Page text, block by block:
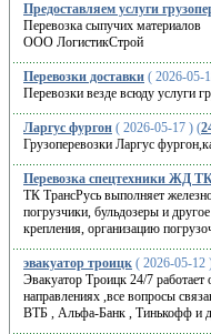
Предоставляем услуги
Перевозка сыпучих материалов
ООО ЛогистикСтрой
Перевозки доставки ( 2026-05-
Перевозки везде всюду услуги
Ларгус фургон ( 2026-05-17 ) (
Грузоперевозки Ларгус
Перевозка спецтехники ЖД
ТК ТрансРусь выполняет
погрузчики, бульдозеры и
крепления, организацию
эвакуатор троицк ( 2026-05-12
Эвакуатор Троицк 24/7
направлениях ,все вопросы
ВТБ , Альфа-Банк , Тинькофф и